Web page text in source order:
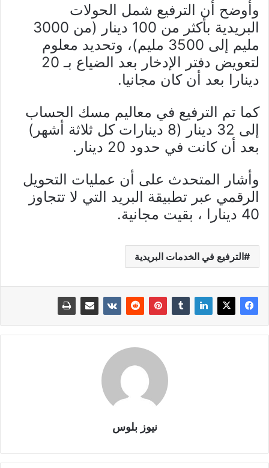
وأوضح أن الترفيع شمل الحولات
البريدية بأكثر من 100 دينار (من 3000
مليم إلى 3500 مليم)، وتحديد معلوم
لتعويض دفتر الإدخار بعد الضياع بـ 20
دينارا بعد أن كان مجانيا.
كما تم الترفيع في معاليم مسك الحساب
إلى 32 دينار (8 دينارات كل ثلاثة أشهر)
بعد أن كانت في حدود 20 دينار.
وأشار المتحدث على أن عمليات التحويل
الرقمي عبر تطبيقة البريد التي لا تتجاوز
40 دينارا ، بقيت مجانية.
الترفيع في الخدمات البريدية
نيوز بلوس